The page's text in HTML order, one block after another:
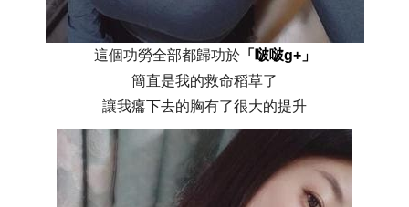
這個功勞全部都歸功於「啵啵g+」
簡直是我的救命稻草了
讓我癟下去的胸有了很大的提升